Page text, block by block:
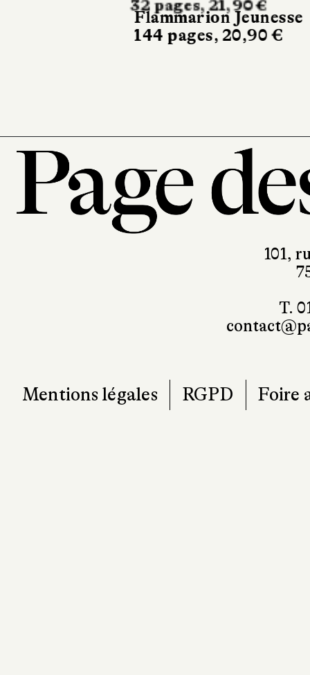
Flammarion Jeunesse
144 pages, 20,90 €
101,
T.
Mentions légales RGPD Foire